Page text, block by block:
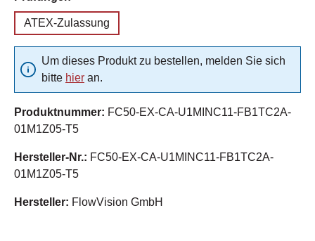
ATEX-Zulassung
Um dieses Produkt zu bestellen, melden Sie sich
bitte hier an.
Produktnummer: FC50-EX-CA-U1MINC11-FB1TC2A-
01M1Z05-T5
Hersteller-Nr.: FC50-EX-CA-U1MINC11-FB1TC2A-
01M1Z05-T5
Hersteller: FlowVision GmbH